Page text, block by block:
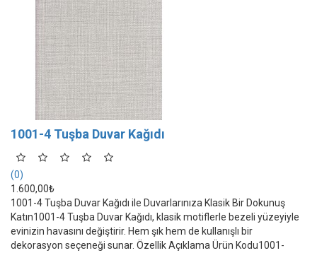
1001-4 Tuşba Duvar Kağıdı
(0)
1.600,00₺
1001-4 Tuşba Duvar Kağıdı ile Duvarlarınıza Klasik Bir Dokunuş
Katın1001-4 Tuşba Duvar Kağıdı, klasik motiflerle bezeli yüzeyiyle
evinizin havasını değiştirir. Hem şık hem de kullanışlı bir
dekorasyon seçeneği sunar. Özellik Açıklama Ürün Kodu1001-